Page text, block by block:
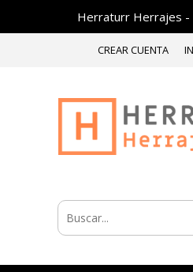
Herraturr Herrajes -
CREAR CUENTA